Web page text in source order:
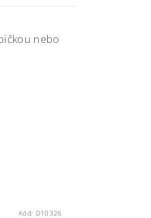
nebo
Kód: D10326